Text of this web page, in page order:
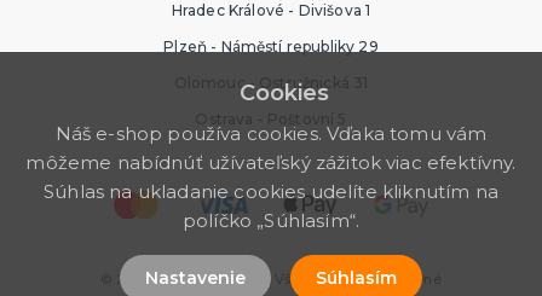
Hradec Králové - Divišova 1
Plzeň - Náměstí republiky 29
Olomouc - Ostružnická 31
Ostrava - Poštovní 5
© 2026 Halloween Store. Všetky práva vyhradené
Cookies
Náš e-shop používa cookies. Vďaka tomu vám
môžeme nabídnúť užívateľský zážitok viac efektívny.
Súhlas na ukladanie cookies udelíte kliknutím na
políčko „Súhlasím“.
Nastavenie Súhlasím